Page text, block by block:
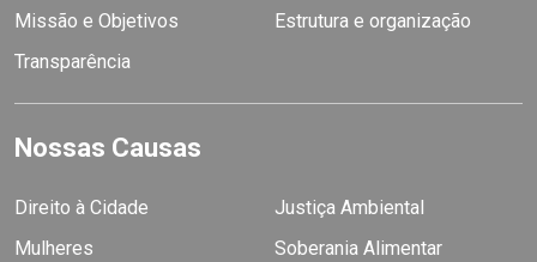
Missão e Objetivos
Estrutura e organização
Transparência
Nossas Causas
Direito à Cidade
Justiça Ambiental
Mulheres
Soberania Alimentar